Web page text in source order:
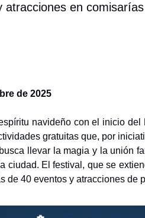
atracciones en
de 2025
navideño con el inicio del
gratuitas que, por
llevar la magia y la unión
ciudad. El festival, que se
de 40 eventos y atracciones de